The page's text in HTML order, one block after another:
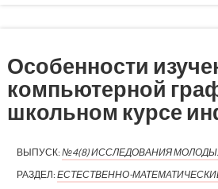
Особенности
компьютерной
школьном курсе
ВЫПУСК:№4(8) ИССЛЕДОВАНИЯ
РАЗДЕЛ:ЕСТЕСТВЕННО-